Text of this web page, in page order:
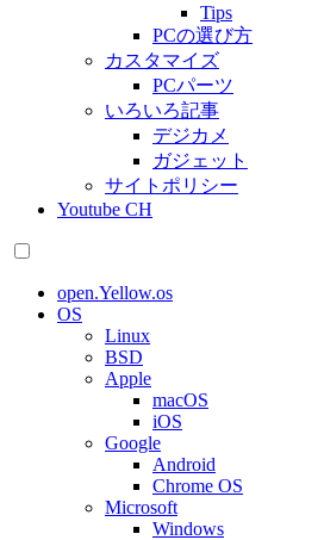
Tips
PCの選び方
カスタマイズ
PCパーツ
いろいろ記事
デジカメ
ガジェット
サイトポリシー
Youtube CH
open.Yellow.os
OS
Linux
BSD
Apple
macOS
iOS
Google
Android
Chrome OS
Microsoft
Windows